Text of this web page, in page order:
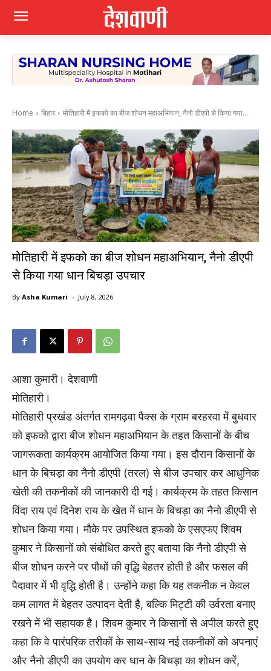
Home बिहार मोतिहारी में इफको का बीज शोधन महाअभियान, नैनो डीएपी से किया गया...
मोतिहारी में इफको का बीज शोधन महाअभियान, नैनो डीएपी
से किया गया धान बिचड़ा उपचार
By Asha Kumari - July 8, 2026
आशा कुमारी। देशवाणी
मोतिहारी।
मोतिहारी प्रखंड अंतर्गत रामगढ़वा पैक्स के ग्राम बरहरवा में बुधवार
को इफको द्वारा बीज शोधन महाअभियान के तहत किसानों के बीच
जागरूकता कार्यक्रम आयोजित किया गया। इस दौरान किसानों के
धान के बिचड़ा का नैनो डीएपी (तरल) से बीज उपचार कर आधुनिक
खेती की तकनीकों की जानकारी दी गई। कार्यक्रम के तहत किसान
विंदा राय एवं दिनेश राय के खेत में धान के बिचड़ा का नैनो डीएपी से
शोधन किया गया। मौके पर उपस्थित इफको के एसएफए शिवम
कुमार ने किसानों को संबोधित करते हुए बताया कि नैनो डीएपी से
बीज शोधन करने पर पौधों की वृद्धि बेहतर होती है और फसल की
पैदावार में भी वृद्धि होती है। उन्होंने कहा कि यह तकनीक न केवल
कम लागत में बेहतर उत्पादन देती है, बल्कि मिट्टी की उर्वरता बनाए
रखने में भी सहायक है। शिवम कुमार ने किसानों से अपील करते हुए
कहा कि वे पारंपरिक तरीकों के साथ-साथ नई तकनीकों को अपनाएं
और नैनो डीएपी का उपयोग कर धान के बिचड़ा का शोधन करें,